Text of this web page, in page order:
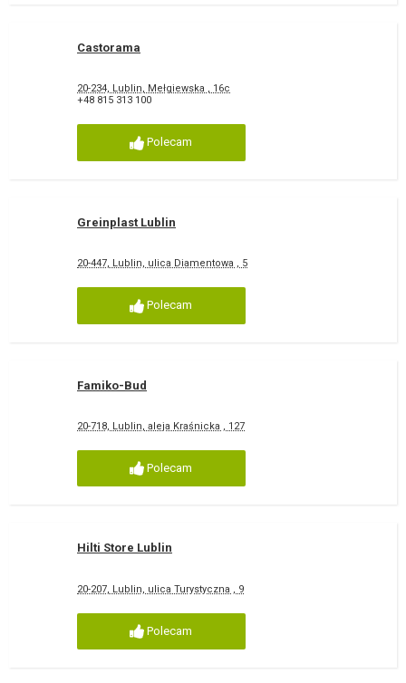
Castorama
20-234, Lublin, Mełgiewska , 16c
+48 815 313 100
Polecam
Greinplast Lublin
20-447, Lublin, ulica Diamentowa , 5
Polecam
Famiko-Bud
20-718, Lublin, aleja Kraśnicka , 127
Polecam
Hilti Store Lublin
20-207, Lublin, ulica Turystyczna , 9
Polecam